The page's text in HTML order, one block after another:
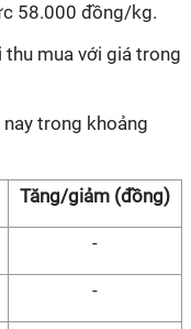
58.000 đồng/kg.
thu mua với giá trong
trong khoảng
Tăng/giảm (đồng)
-
-